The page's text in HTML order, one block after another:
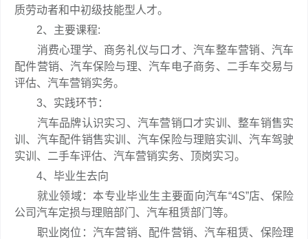
质劳动者和中初级技能型人才。
2、主要课程:
消费心理学、商务礼仪与口才、汽车整车营销、汽车
配件营销、汽车保险与理、汽车电子商务、二手车交易与
评估、汽车营销实务。
3、实践环节：
汽车品牌认识实习、汽车营销口才实训、整车销售实
训、汽车配件销售实训、汽车保险与理赔实训、汽车驾驶
实训、二手车评估、汽车营销实务、顶岗实习。
4、毕业生去向
就业领域：本专业毕业生主要面向汽车“4S”店、保险
公司汽车定损与理赔部门、汽车租赁部门等。
职业岗位：汽车营销、配件营销、汽车租赁、保险理